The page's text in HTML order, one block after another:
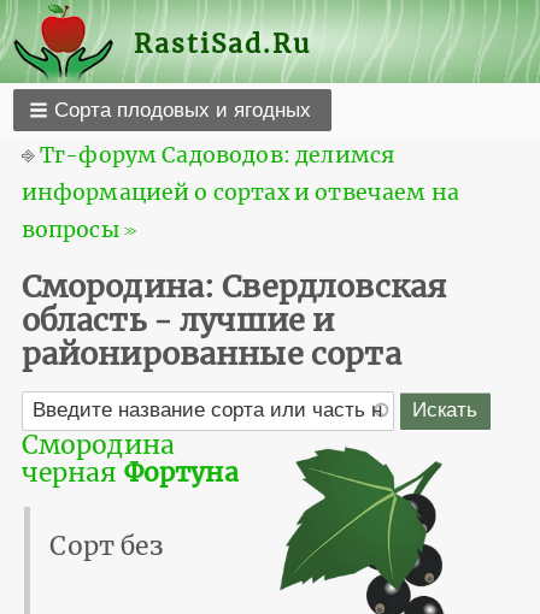
RastiSad.Ru
Сорта плодовых и ягодных
⎆Тг-форум Садоводов: делимся
информацией о сортах и отвечаем на
вопросы ≫
Смородина: Свердловская
область - лучшие и
районированные сорта
Смородина
черная Фортуна
Сорт без